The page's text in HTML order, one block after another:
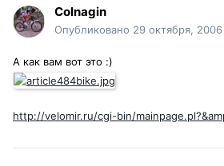
Colnagin
Опубликовано 29 октября, 2006
А как вам вот это :)
http://velomir.ru/cgi-bin/